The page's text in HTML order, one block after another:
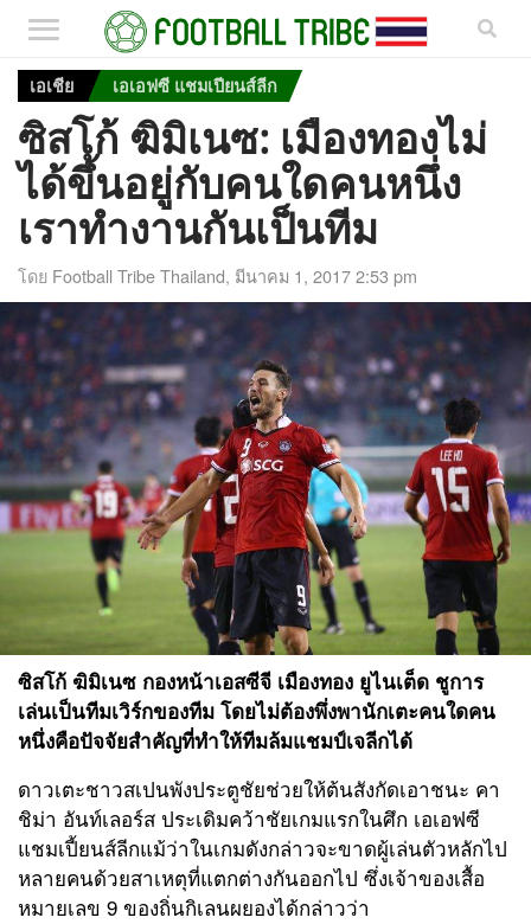
เอเชีย เอเอฟซี แชมเปียนส์ลีก
ซิสโก้ ฆิมิเนซ: เมืองทองไม่
ได้ขึ้นอยู่กับคนใดคนหนึ่ง
เราทำงานกันเป็นทีม
โดย Football Tribe Thailand, มีนาคม 1, 2017 2:53 pm
ซิสโก้ ฆิมิเนซ กองหน้าเอสซีจี เมืองทอง ยูไนเต็ด ชูการ
เล่นเป็นทีมเวิร์กของทีม โดยไม่ต้องพึ่งพานักเตะคนใดคน
หนึ่งคือปัจจัยสำคัญที่ทำให้ทีมล้มแชมป์เจลีกได้
ดาวเตะชาวสเปนพังประตูชัยช่วยให้ต้นสังกัดเอาชนะ คา
ชิม่า อันท์เลอร์ส ประเดิมคว้าชัยเกมแรกในศึก เอเอฟซี
แชมเปี้ยนส์ลีกแม้ว่าในเกมดังกล่าวจะขาดผู้เล่นตัวหลักไป
หลายคนด้วยสาเหตุที่แตกต่างกันออกไป ซึ่งเจ้าของเสื้อ
หมายเลข 9 ของถิ่นกิเลนผยองได้กล่าวว่า